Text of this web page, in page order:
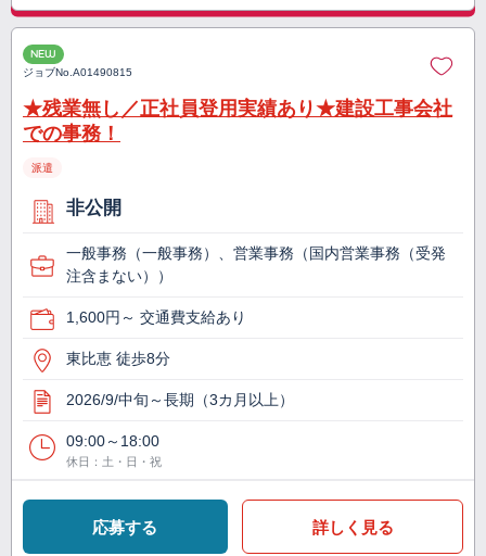
NEW
ジョブNo.A01490815
★残業無し／正社員登用実績あり★建設工事会社
での事務！
派遣
非公開
一般事務（一般事務）、営業事務（国内営業事務（受発
注含まない））
1,600円～ 交通費支給あり
東比恵 徒歩8分
2026/9/中旬～長期（3カ月以上）
09:00～18:00
休日：土・日・祝
応募する 詳しく見る